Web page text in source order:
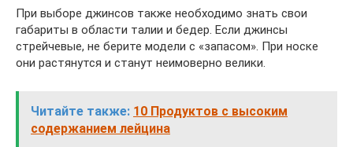
При выборе джинсов также необходимо знать свои
габариты в области талии и бедер. Если джинсы
стрейчевые, не берите модели с «запасом». При носке
они растянутся и станут неимоверно велики.
Читайте также: 10 Продуктов с высоким
содержанием лейцина